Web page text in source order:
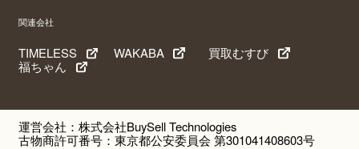
関連会社
TIMELESS WAKABA
買取むすび
福ちゃん
運営会社：株式会社BuySell Technologies
古物商許可番号：東京都公安委員会 第301041408603号